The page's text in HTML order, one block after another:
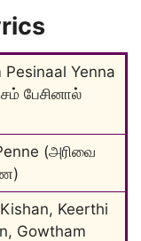
Pesinaal Yenna
பேசினால்
(அரிவை
Keerthi
Gowtham